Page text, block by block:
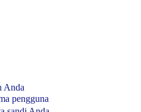
Anda
pengguna